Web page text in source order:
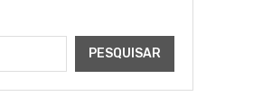
PESQUISAR